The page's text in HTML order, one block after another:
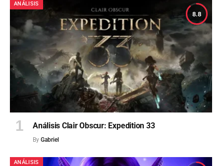
8.8
ANÁLISIS
Análisis Clair Obscur: Expedition 33
By Gabriel
ANÁLISIS